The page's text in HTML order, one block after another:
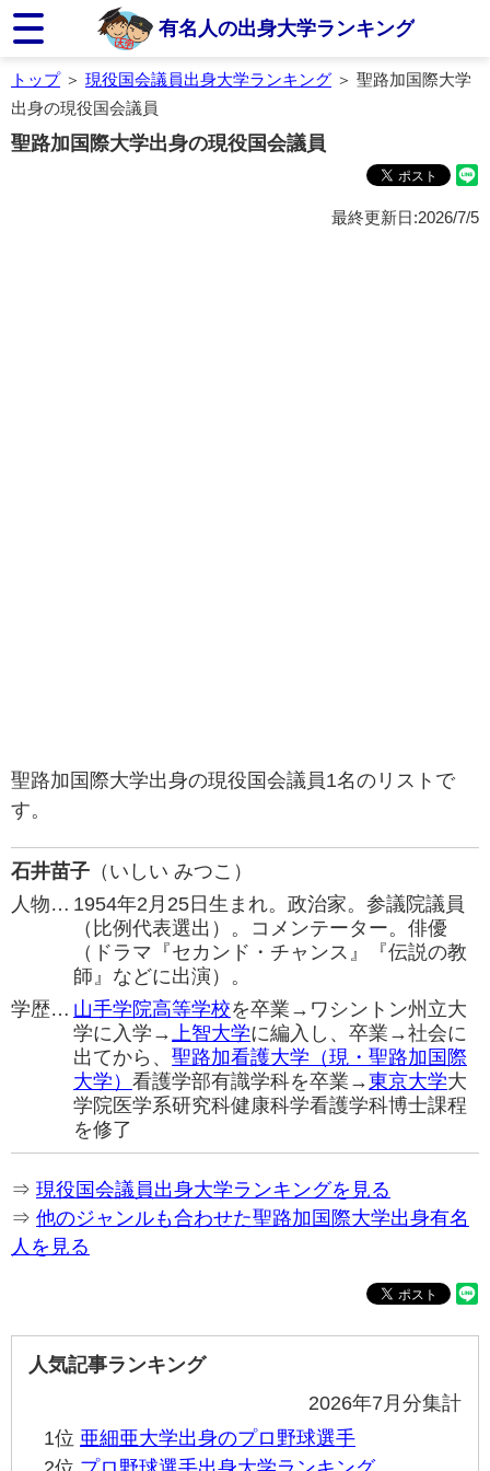
有名人の出身大学ランキング
トップ＞ 現役国会議員出身大学ランキング ＞ 聖路加国際大学
出身の現役国会議員
聖路加国際大学出身の現役国会議員
最終更新日:2026/7/5
聖路加国際大学出身の現役国会議員1名のリストで
す。
石井苗子 （いしい みつこ）
人物… 1954年2月25日生まれ。政治家。参議院議員
（比例代表選出）。コメンテーター。俳優
（ドラマ『セカンド・チャンス』『伝説の教
師』などに出演）。
学歴… 山手学院高等学校を卒業→ワシントン州立大
学に入学→上智大学に編入し、卒業→社会に
出てから、 聖路加看護大学（現・聖路加国際
大学） 看護学部有識学科を卒業→東京大学大
学院医学系研究科健康科学看護学科博士課程
を修了
⇒ 現役国会議員出身大学ランキングを見る
⇒ 他のジャンルも合わせた聖路加国際大学出身有名
人を見る
人気記事ランキング
2026年7月分集計
1位 亜細亜大学出身のプロ野球選手